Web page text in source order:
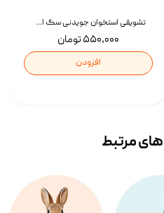
تشویقی استخوان جویدنی سگ اسنکی کرانچی با طعم مرغ Snacky Crunchy Munchy وزن 100 گرم
۵۵۰,۰۰۰ تومان
افزودن
مرتبط